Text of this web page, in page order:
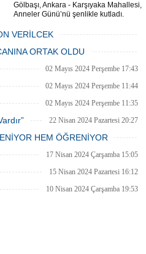
Gölbaşı, Ankara - Karşıyaka Mahallesi,
Anneler Günü’nü şenlikle kutladı.
öncülüğünde düzenlenen 1. Karşıyaka
VERİLCEK
06 Mayıs 2024 Pazartesi 15:47
ORTAK OLDU
06 Mayıs 2024 Pazartesi 15:31
02 Mayıs 2024 Perşembe 17:43
02 Mayıs 2024 Perşembe 11:44
02 Mayıs 2024 Perşembe 11:35
22 Nisan 2024 Pazartesi 20:27
HEM ÖĞRENİYOR
20 Nisan 2024 Cumartesi 15:26
17 Nisan 2024 Çarşamba 15:05
15 Nisan 2024 Pazartesi 16:12
10 Nisan 2024 Çarşamba 19:53